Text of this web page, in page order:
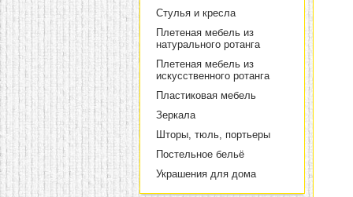
Стулья и кресла
Плетеная мебель из
натурального ротанга
Плетеная мебель из
искусственного ротанга
Пластиковая мебель
Зеркала
Шторы, тюль, портьеры
Постельное бельё
Украшения для дома